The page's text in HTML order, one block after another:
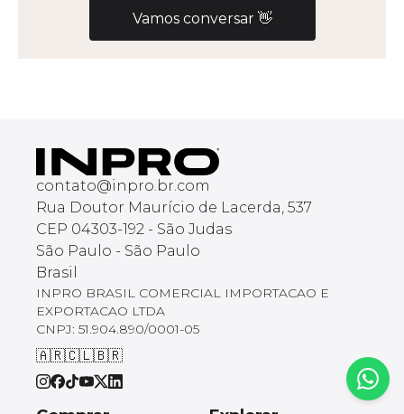
Vamos conversar 👋
contato@inpro.br.com
Rua Doutor Maurício de Lacerda, 537
CEP 04303-192 - São Judas
São Paulo - São Paulo
Brasil
INPRO BRASIL COMERCIAL IMPORTACAO E
EXPORTACAO LTDA
CNPJ: 51.904.890/0001-05
🇦🇷🇨🇱🇧🇷